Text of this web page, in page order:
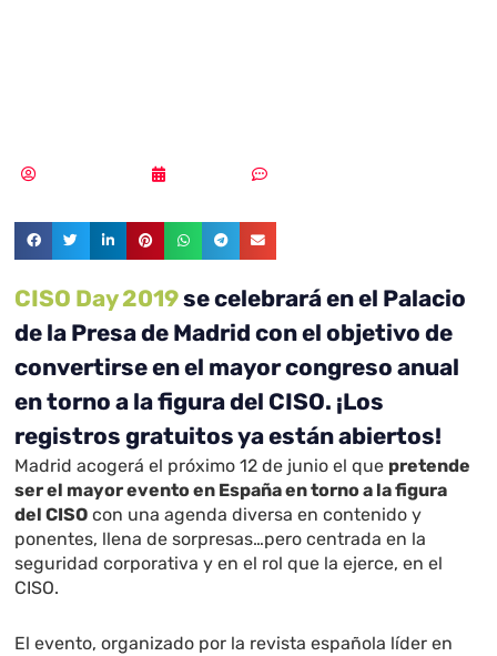
CISO Day 2019se celebrará en el Palacio
de la Presa de Madrid con el objetivo de
convertirse en el mayor congreso anual
en torno a la figura del CISO. ¡Los
registros gratuitos ya están abiertos!
Madrid acogerá el próximo 12 de junio el que pretende
ser el mayor evento en España en torno a la figura
del CISO con una agenda diversa en contenido y
ponentes, llena de sorpresas…pero centrada en la
seguridad corporativa y en el rol que la ejerce, en el
CISO.
El evento, organizado por la revista española líder en